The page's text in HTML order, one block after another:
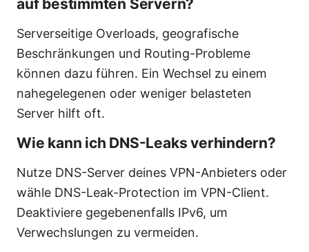
auf bestimmten Servern?
Serverseitige Overloads, geografische
Beschränkungen und Routing-Probleme
können dazu führen. Ein Wechsel zu einem
nahegelegenen oder weniger belasteten
Server hilft oft.
Wie kann ich DNS-Leaks verhindern?
Nutze DNS-Server deines VPN-Anbieters oder
wähle DNS-Leak-Protection im VPN-Client.
Deaktiviere gegebenenfalls IPv6, um
Verwechslungen zu vermeiden.